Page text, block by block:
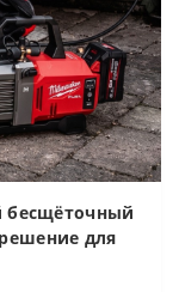
бесщёточный
для